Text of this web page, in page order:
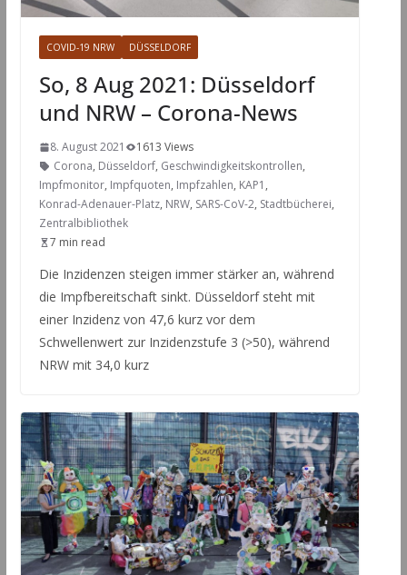
COVID-19 NRW DÜSSELDORF
So, 8 Aug 2021: Düsseldorf
und NRW – Corona-News
8. August 2021
1613 Views
Corona, Düsseldorf, Geschwindigkeitskontrollen,
Impfmonitor, Impfquoten, Impfzahlen, KAP1 ,
Konrad-Adenauer-Platz, NRW, SARS-CoV-2, Stadtbücherei,
Zentralbibliothek
7 min read
Die Inzidenzen steigen immer stärker an, während
die Impfbereitschaft sinkt. Düsseldorf steht mit
einer Inzidenz von 47,6 kurz vor dem
Schwellenwert zur Inzidenzstufe 3 (>50), während
NRW mit 34,0 kurz